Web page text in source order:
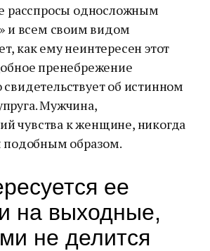
расспросы односложным
и всем своим видом
как ему неинтересен этот
пренебрежение
свидетельствует об истинном
Мужчина,
чувства к женщине, никогда
подобным образом.
ее
на выходные,
не делится